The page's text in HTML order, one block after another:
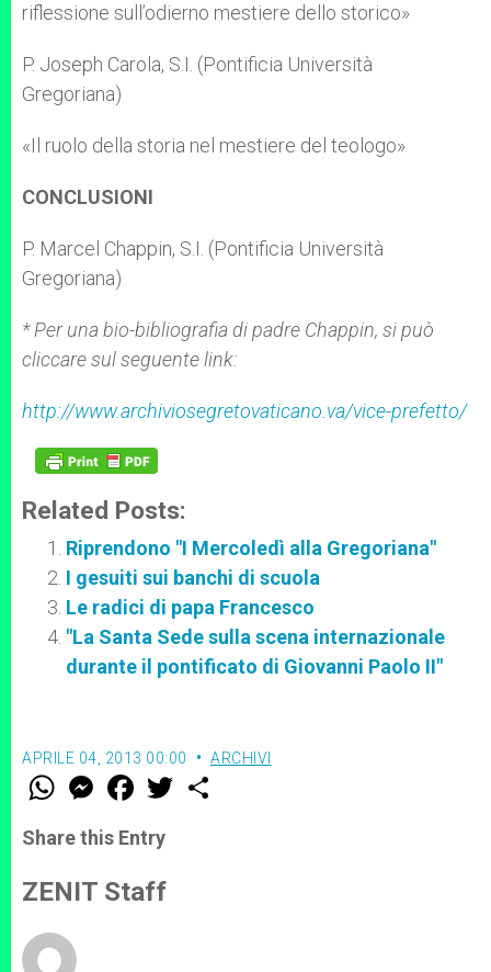
riflessione sull’odierno mestiere dello storico»
P. Joseph Carola, S.I. (Pontificia Università
Gregoriana)
«Il ruolo della storia nel mestiere del teologo»
CONCLUSIONI
P. Marcel Chappin, S.I. (Pontificia Università
Gregoriana)
* Per una bio-bibliografia di padre Chappin, si può
cliccare sul seguente link:
http://www.archiviosegretovaticano.va/vice-prefetto/
Related Posts:
Riprendono "I Mercoledì alla Gregoriana"
I gesuiti sui banchi di scuola
Le radici di papa Francesco
"La Santa Sede sulla scena internazionale
durante il pontificato di Giovanni Paolo II"
APRILE 04, 2013 00:00 ARCHIVI
W
t
s
p
p
M
e
s
e
g
e
F
a
e
b
o
k
w
Share this Entry
ZENIT Staff